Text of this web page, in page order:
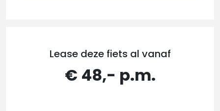
Lease deze fiets al vanaf
€ 48,- p.m.